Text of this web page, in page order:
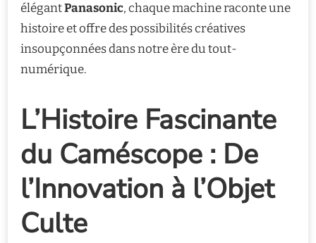
élégantPanasonic, chaque machine raconte une
histoire et offre des possibilités créatives
insoupçonnées dans notre ère du tout-
numérique.
L’Histoire Fascinante
du Caméscope : De
l’Innovation à l’Objet
Culte